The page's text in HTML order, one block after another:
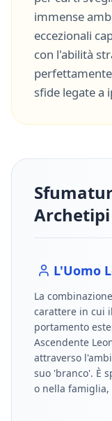
immense
eccezionali
con l'abilità
sfide legate a
Archetipi
L'Uomo
La
carattere in cui
portamento
Ascendente
attraverso
suo 'branco'. È
o nella